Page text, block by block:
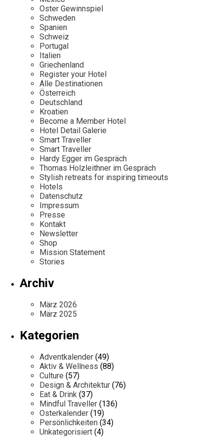
Mexico
Niederlande
Österreich
Portugal
Schweden
Spanien
Schweiz
Persönlichkeiten
Our Story
Career
Kontakt
Impressum
Oster Gewinnspiel
Schweden
Spanien
Schweiz
Portugal
Italien
Griechenland
Register your Hotel
Alle Destinationen
Österreich
Deutschland
Kroatien
Become a Member Hotel
Hotel Detail Galerie
Smart Traveller
Smart Traveller
Hardy Egger im Gespräch
Thomas Holzleithner im Gespräch
Stylish retreats for inspiring timeouts
Hotels
Datenschutz
Impressum
Presse
Kontakt
Newsletter
Shop
Mission Statement
Stories
Archiv
März 2026
März 2025
Kategorien
Adventkalender (49)
Aktiv & Wellness (88)
Culture (57)
Design & Architektur (76)
Eat & Drink (37)
Mindful Traveller (136)
Osterkalender (19)
Persönlichkeiten (34)
Unkategorisiert (4)